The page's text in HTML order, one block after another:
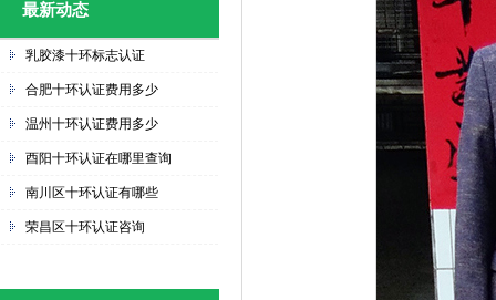
最新动态
乳胶漆十环标志认证
合肥十环认证费用多少
温州十环认证费用多少
酉阳十环认证在哪里查询
南川区十环认证有哪些
荣昌区十环认证咨询